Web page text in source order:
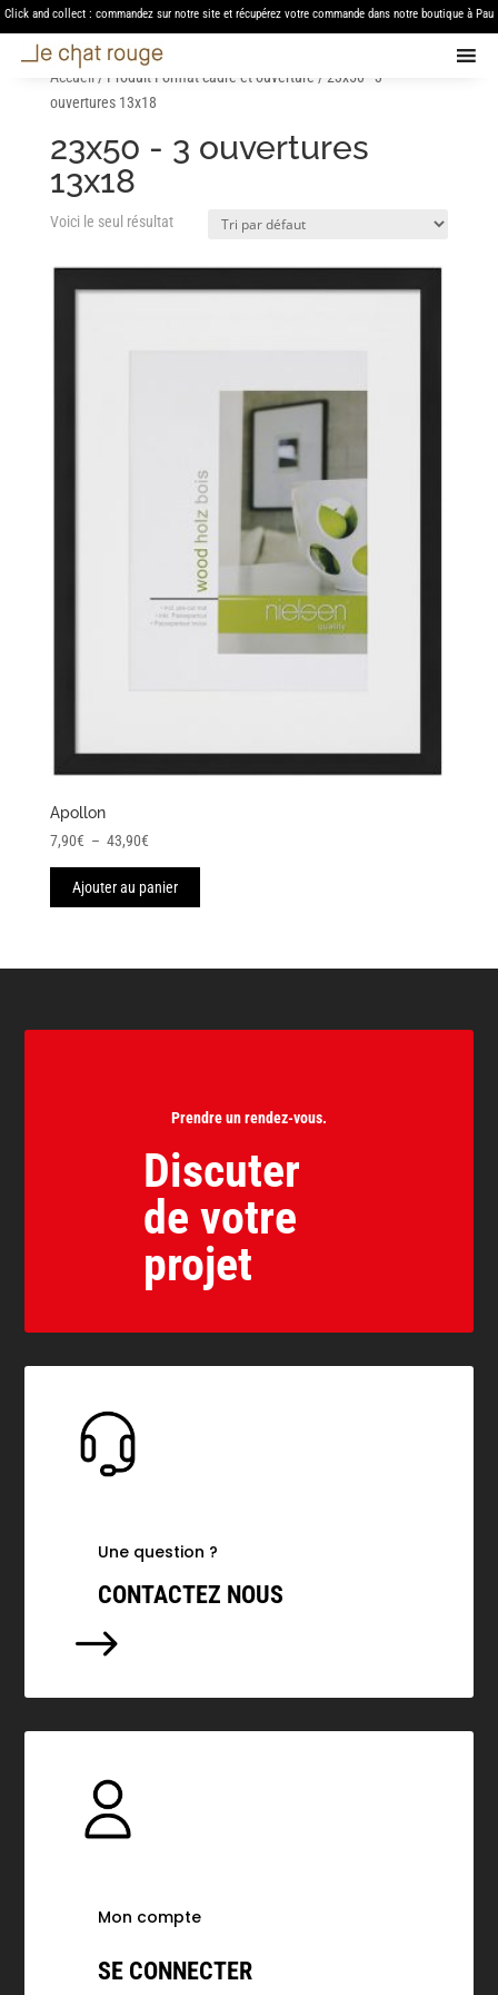
Click and collect : commandez sur notre site et récupérez votre commande dans notre boutique à Pau
Accueil/ Produit Format cadre et ouverture / 23x50 - 3
ouvertures 13x18
23x50 - 3 ouvertures
13x18
Voici le seul résultat
Apollon
7,90€ – 43,90€Plage
de
prix :
43,90€
Ajouter au panier
Prendre un rendez-vous.
Discuter
de votre
projet
Une question ?
CONTACTEZ NOUS
$
Mon compte
SE CONNECTER